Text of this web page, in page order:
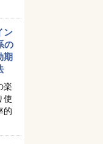
ン
の
期
楽
使
的